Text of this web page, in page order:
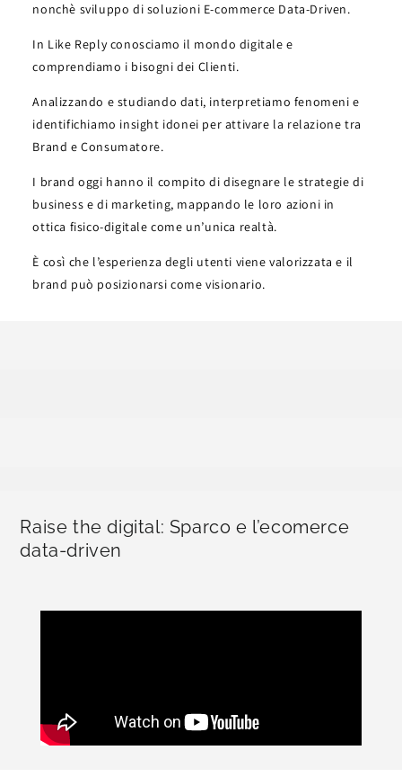
nonchè sviluppo di soluzioni E-commerce Data-Driven.
In Like Reply conosciamo il mondo digitale e
comprendiamo i bisogni dei Clienti.
Analizzando e studiando dati, interpretiamo fenomeni e
identifichiamo insight idonei per attivare la relazione tra
Brand e Consumatore.
I brand oggi hanno il compito di disegnare le strategie di
business e di marketing, mappando le loro azioni in
ottica fisico-digitale come un’unica realtà.
È così che l’esperienza degli utenti viene valorizzata e il
brand può posizionarsi come visionario.
Raise the digital: Sparco e l’ecomerce
data-driven